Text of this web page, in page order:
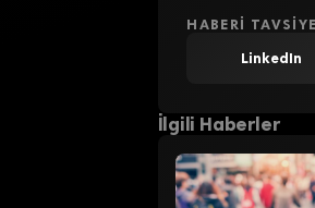
HABERI
LinkedIn
İlgili Haberler